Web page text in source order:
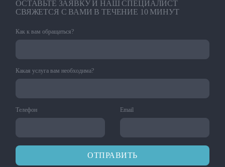
ОСТАВЬТЕ ЗАЯВКУ И НАШ СПЕЦИАЛИСТ
СВЯЖЕТСЯ С ВАМИ В ТЕЧЕНИЕ 10 МИНУТ
Как к вам обращаться?
Какая услуга вам необходима?
Телефон Email
ОТПРАВИТЬ